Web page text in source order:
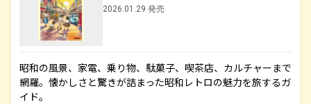
2026.01.29 発売
昭和の風景、家電、乗り物、駄菓子、喫茶店、カルチャーまで
網羅。懐かしさと驚きが詰まった昭和レトロの魅力を旅するガ
イド。